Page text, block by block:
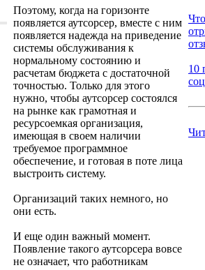
Поэтому, когда на горизонте
появляется аутсорсер, вместе с ним
появляется надежда на приведение
системы обслуживания к
нормальному состоянию и
расчетам бюджета с достаточной
точностью. Только для этого
нужно, чтобы аутсорсер состоялся
на рынке как грамотная и
ресурсоемкая организация,
имеющая в своем наличии
требуемое программное
обеспечение, и готовая в поте лица
выстроить систему.
Организаций таких немного, но
они есть.
И еще один важный момент.
Появление такого аутсорсера вовсе
не означает, что работникам
10